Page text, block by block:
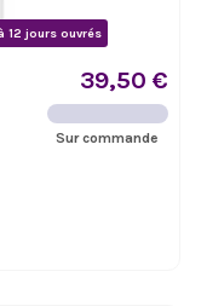
12 jours ouvrés
39,50 €
Sur commande